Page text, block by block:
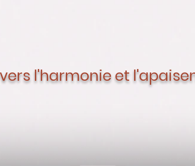
l'harmonie et